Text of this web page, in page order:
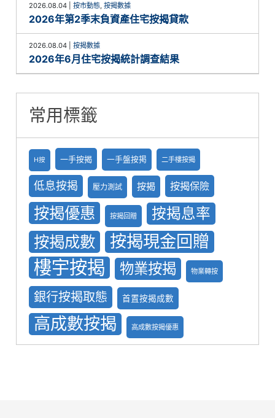
2026.08.04 |按市動態 ,按揭數據
2026年第2季末負資產住宅按揭貸款
2026.08.04 |按揭數據
2026年6月住宅按揭統計調查結果
常用標籤
H按 一手按揭 一手盤按掲 二手樓按揭
低息按揭 壓力測試 按揭 按揭保險
按揭優惠 按揭回贈 按揭息率
按揭成數 按揭現金回贈
樓宇按揭 物業按揭 物業轉按
銀行按揭取態 首置按揭成數
高成數按揭 高成數按揭優惠